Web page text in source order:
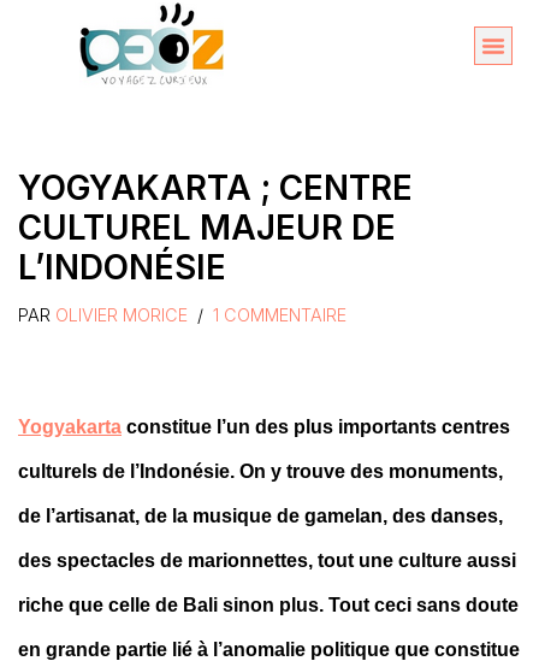
YOGYAKARTA ; CENTRE
CULTUREL MAJEUR DE
L’INDONÉSIE
PAR OLIVIER MORICE 1 COMMENTAIRE
Yogyakarta constitue l’un des plus importants centres
culturels de l’Indonésie. On y trouve des monuments,
de l’artisanat, de la musique de gamelan, des danses,
des spectacles de marionnettes, tout une culture aussi
riche que celle de Bali sinon plus. Tout ceci sans doute
en grande partie lié à l’anomalie politique que constitue